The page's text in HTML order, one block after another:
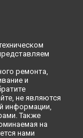
ремонта,
и
не являются
информации,
Также
на
нами